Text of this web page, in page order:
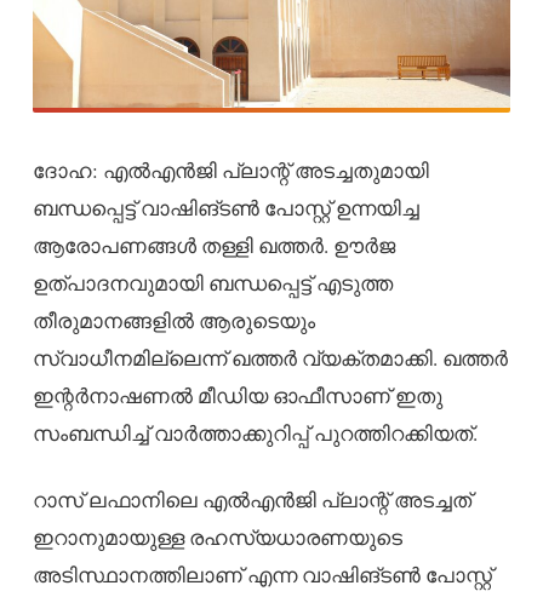
ദോഹ: എൽഎൻജി പ്ലാന്റ് അടച്ചതുമായി
ബന്ധപ്പെട്ട് വാഷിങ്ടൺ പോസ്റ്റ് ഉന്നയിച്ച
ആരോപണങ്ങൾ തള്ളി ഖത്തർ. ഊർജ
ഉത്പാദനവുമായി ബന്ധപ്പെട്ട് എടുത്ത
തീരുമാനങ്ങളിൽ ആരുടെയും
സ്വാധീനമില്ലെന്ന് ഖത്തർ വ്യക്തമാക്കി. ഖത്തർ
ഇന്റർനാഷണൽ മീഡിയ ഓഫീസാണ് ഇതു
സംബന്ധിച്ച് വാർത്താക്കുറിപ്പ് പുറത്തിറക്കിയത്.
റാസ് ലഫാനിലെ എൽഎൻജി പ്ലാന്റ് അടച്ചത്
ഇറാനുമായുള്ള രഹസ്യധാരണയുടെ
അടിസ്ഥാനത്തിലാണ് എന്ന വാഷിങ്ടൺ പോസ്റ്റ്